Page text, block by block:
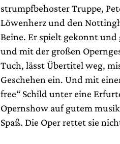
strumpfbehoster Truppe,
Löwenherz und den
Beine. Er spielt gekonnt
und mit der großen
Tuch, lässt Übertitel weg,
Geschehen ein. Und mit
free“ Schild unter eine
Opernshow auf gutem
Spaß. Die Oper rettet sie